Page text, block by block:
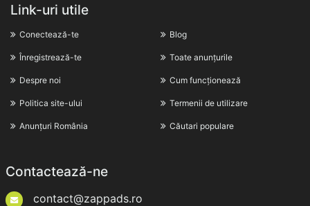
Link-uri utile
Conectează-te
Înregistrează-te
Despre noi
Politica site-ului
Anunțuri România
Blog
Toate anunțurile
Cum funcționează
Termenii de utilizare
Căutari populare
Contactează-ne
contact@zappads.ro